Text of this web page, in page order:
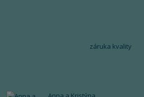
záruka kvality